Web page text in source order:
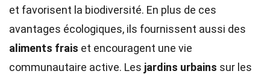
et favorisent la biodiversité. En plus de ces
avantages écologiques, ils fournissent aussi des
aliments frais et encouragent une vie
communautaire active. Les jardins urbains sur les